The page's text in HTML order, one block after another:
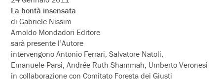
La bontà insensata
di Gabriele Nissim
Arnoldo Mondadori Editore
sarà presente l’Autore
intervengono Antonio Ferrari, Salvatore Natoli,
Emanuele Parsi, Andrée Ruth Shammah, Umberto Veronesi
in collaborazione con Comitato Foresta dei Giusti